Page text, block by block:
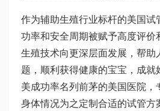
作为辅助生殖行业标杆的美国试
功率和安全周期被赋予高度评价
生殖技术向更深层面发展，帮助
题，顺利获得健康的宝宝，成就
美成功率名列前茅的美国医院，
身体情况为之定制合适的试管方